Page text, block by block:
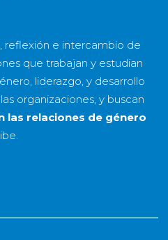
reflexión e intercambio de
que trabajan y estudian
liderazgo, y desarrollo
organizaciones, y buscan
las relaciones de género